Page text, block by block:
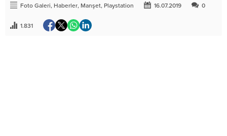
Foto Galeri, Haberler, Manşet, Playstation 16.07.2019 0
1.831